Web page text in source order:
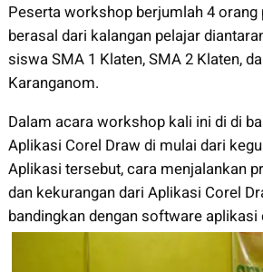
Peserta workshop berjumlah 4 orang
berasal dari kalangan pelajar
siswa SMA 1 Klaten, SMA 2 Klaten,
Karanganom.
Dalam acara workshop kali ini di di
Aplikasi Corel Draw di mulai dari
Aplikasi tersebut, cara menjalankan
dan kekurangan dari Aplikasi Corel
bandingkan dengan software aplikasi